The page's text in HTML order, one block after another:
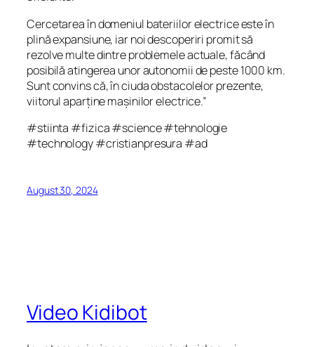
Cercetarea în domeniul bateriilor electrice este în
plină expansiune, iar noi descoperiri promit să
rezolve multe dintre problemele actuale, făcând
posibilă atingerea unor autonomii de peste 1000 km.
Sunt convins că, în ciuda obstacolelor prezente,
viitorul aparține mașinilor electrice.”
#stiinta #fizica #science #tehnologie
#technology #cristianpresura #ad
August 30, 2024
Video Kidibot